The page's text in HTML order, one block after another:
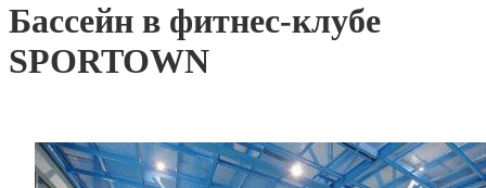
Бассейн в фитнес-клубе
SPORTOWN